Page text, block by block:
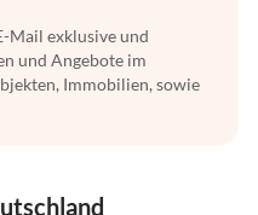
Mail exklusive und
und Angebote im
Immobilien, sowie